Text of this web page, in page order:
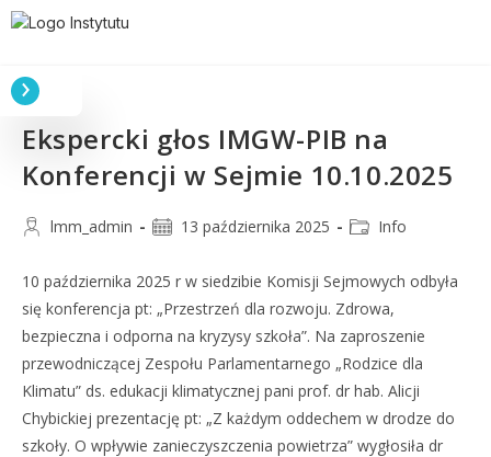
Ekspercki głos IMGW-PIB na
Konferencji w Sejmie 10.10.2025
lmm_admin 13 października 2025 Info
10 października 2025 r w siedzibie Komisji Sejmowych odbyła
się konferencja pt: „Przestrzeń dla rozwoju. Zdrowa,
bezpieczna i odporna na kryzysy szkoła”. Na zaproszenie
przewodniczącej Zespołu Parlamentarnego „Rodzice dla
Klimatu” ds. edukacji klimatycznej pani prof. dr hab. Alicji
Chybickiej prezentację pt: „Z każdym oddechem w drodze do
szkoły. O wpływie zanieczyszczenia powietrza” wygłosiła dr